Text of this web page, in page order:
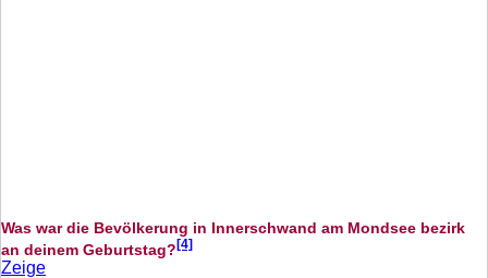
Was war die Bevölkerung in Innerschwand am Mondsee bezirk
an deinem Geburtstag?[4]
Zeige